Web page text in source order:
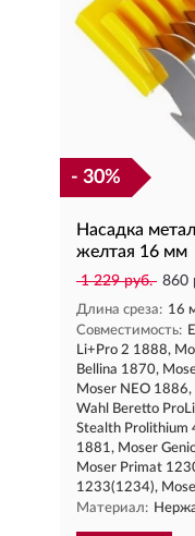
- 30%
Насадка
желтая 16 мм
1 229 руб. 860
Длина среза: 16
Совместимость:
Li+Pro 2 1888,
Bellina 1870,
Moser NEO
Wahl Beretto
Stealth Prolithium
1881, Moser
Moser Primat
1233(1234),
Материал: